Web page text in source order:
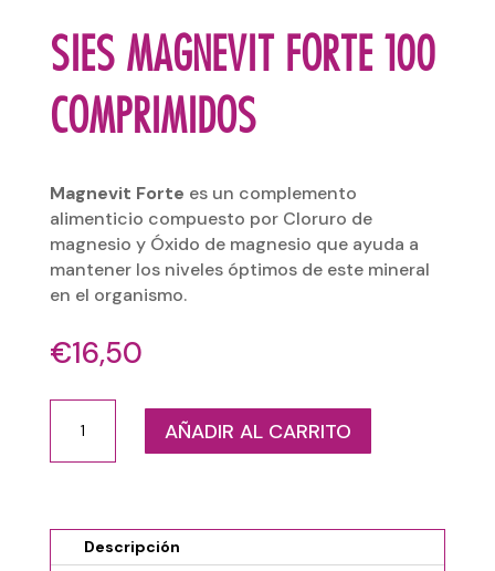
SIES MAGNEVIT FORTE 100
COMPRIMIDOS
Magnevit Forte es un complemento
alimenticio compuesto por Cloruro de
magnesio y Óxido de magnesio que ayuda a
mantener los niveles óptimos de este mineral
en el organismo.
€16,50
MAGNEVIT
FORTE
cantidad
AÑADIR AL CARRITO
Descripción